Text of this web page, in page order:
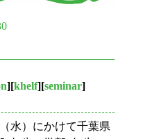
][khelf][seminar]
水）にかけて千葉県